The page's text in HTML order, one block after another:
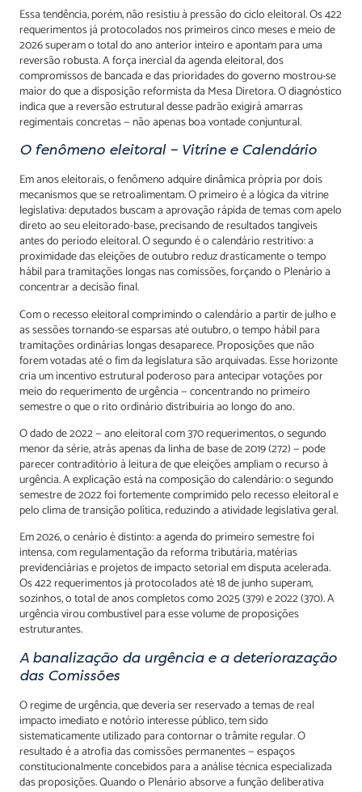
Essa tendência, porém, não resistiu à pressão do ciclo eleitoral. Os 422
requerimentos já protocolados nos primeiros cinco meses e meio de
2026 superam o total do ano anterior inteiro e apontam para uma
reversão robusta. A força inercial da agenda eleitoral, dos
compromissos de bancada e das prioridades do governo mostrou-se
maior do que a disposição reformista da Mesa Diretora. O diagnóstico
indica que a reversão estrutural desse padrão exigirá amarras
regimentais concretas — não apenas boa vontade conjuntural.
O fenômeno eleitoral – Vitrine e Calendário
Em anos eleitorais, o fenômeno adquire dinâmica própria por dois
mecanismos que se retroalimentam. O primeiro é a lógica da vitrine
legislativa: deputados buscam a aprovação rápida de temas com apelo
direto ao seu eleitorado-base, precisando de resultados tangíveis
antes do período eleitoral. O segundo é o calendário restritivo: a
proximidade das eleições de outubro reduz drasticamente o tempo
hábil para tramitações longas nas comissões, forçando o Plenário a
concentrar a decisão final.
Com o recesso eleitoral comprimindo o calendário a partir de julho e
as sessões tornando-se esparsas até outubro, o tempo hábil para
tramitações ordinárias longas desaparece. Proposições que não
forem votadas até o fim da legislatura são arquivadas. Esse horizonte
cria um incentivo estrutural poderoso para antecipar votações por
meio do requerimento de urgência — concentrando no primeiro
semestre o que o rito ordinário distribuiria ao longo do ano.
O dado de 2022 — ano eleitoral com 370 requerimentos, o segundo
menor da série, atrás apenas da linha de base de 2019 (272) — pode
parecer contraditório à leitura de que eleições ampliam o recurso à
urgência. A explicação está na composição do calendário: o segundo
semestre de 2022 foi fortemente comprimido pelo recesso eleitoral e
pelo clima de transição política, reduzindo a atividade legislativa geral.
Em 2026, o cenário é distinto: a agenda do primeiro semestre foi
intensa, com regulamentação da reforma tributária, matérias
previdenciárias e projetos de impacto setorial em disputa acelerada.
Os 422 requerimentos já protocolados até 18 de junho superam,
sozinhos, o total de anos completos como 2025 (379) e 2022 (370). A
urgência virou combustível para esse volume de proposições
estruturantes.
A banalização da urgência e a deteriorazação
das Comissões
O regime de urgência, que deveria ser reservado a temas de real
impacto imediato e notório interesse público, tem sido
sistematicamente utilizado para contornar o trâmite regular. O
resultado é a atrofia das comissões permanentes — espaços
constitucionalmente concebidos para a análise técnica especializada
das proposições. Quando o Plenário absorve a função deliberativa